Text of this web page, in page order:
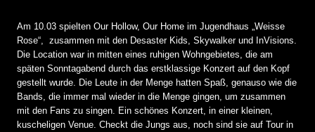
Am 10.03 spielten Our Hollow, Our Home im Jugendhaus „Weisse
Rose“, zusammen mit den Desaster Kids, Skywalker und InVisions.
Die Location war in mitten eines ruhigen Wohngebietes, die am
späten Sonntagabend durch das erstklassige Konzert auf den Kopf
gestellt wurde. Die Leute in der Menge hatten Spaß, genauso wie die
Bands, die immer mal wieder in die Menge gingen, um zusammen
mit den Fans zu singen. Ein schönes Konzert, in einer kleinen,
kuscheligen Venue. Checkt die Jungs aus, noch sind sie auf Tour in